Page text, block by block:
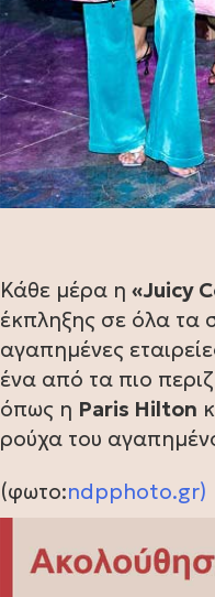
Κάθε μέρα η «Juicy
έκπληξης σε όλα τα
αγαπημένες
ένα από τα πιο
όπως η Paris Hilton
ρούχα του
(φωτο:ndpphoto.gr)